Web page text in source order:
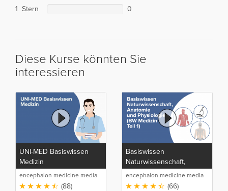
1 Stern
0
Diese Kurse könnten Sie
interessieren
UNI-MED Basiswissen
Medizin
encephalon medicine media
production GmbH(88)
Basiswissen
Naturwissenschaft,
Anatomie und Physiologie
(BW Medizin Teil 1)
encephalon medicine media
production GmbH(66)